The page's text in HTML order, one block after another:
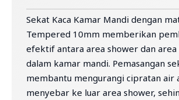
Sekat Kaca Kamar Mandi dengan
Tempered 10mm memberikan
efektif antara area shower dan
dalam kamar mandi. Pemasangan
membantu mengurangi cipratan air
menyebar ke luar area shower,